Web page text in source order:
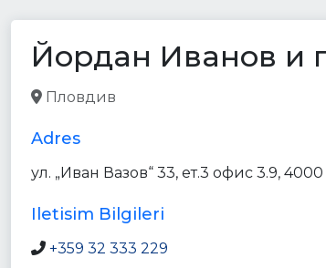
Йордан Иванов и
Пловдив
Adres
ул. „Иван Вазов“ 33, ет.3 офис 3.9,
Iletisim Bilgileri
+359 32 333 229